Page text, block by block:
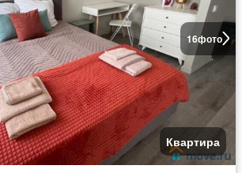
16фото
Квартира